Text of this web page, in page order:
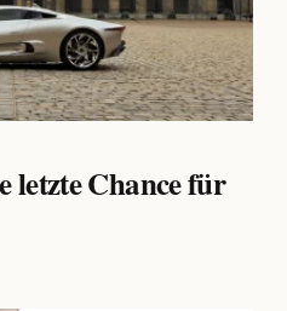
letzte Chance für